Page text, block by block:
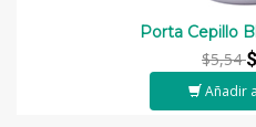
Porta Cepillo
$5,54
Añadir